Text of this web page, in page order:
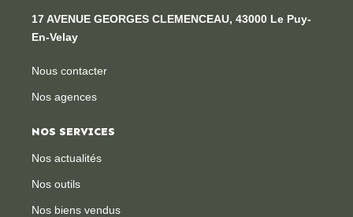
17 AVENUE GEORGES CLEMENCEAU, 43000 Le Puy-
En-Velay
Nous contacter
Nos agences
NOS SERVICES
Nos actualités
Nos outils
Nos biens vendus